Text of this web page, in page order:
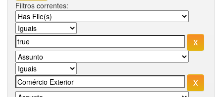
Filtros correntes: